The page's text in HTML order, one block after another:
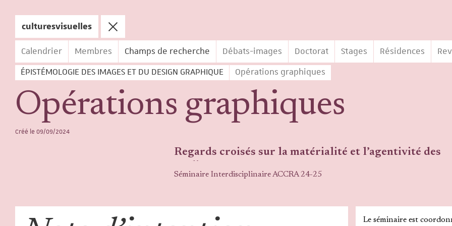
culturesvisuelles
Calendrier
Membres Champs de recherche Débats-images Doctorat Stages Résidences
ÉPISTÉMOLOGIE DES IMAGES ET DU DESIGN GRAPHIQUE
Opérations graphiques
Opérations graphiques
Créé le 09/09/2024
Regards croisés sur la matérialité et l’agentivité des
Séminaire Interdisciplinaire ACCRA 24-25
Le séminaire est